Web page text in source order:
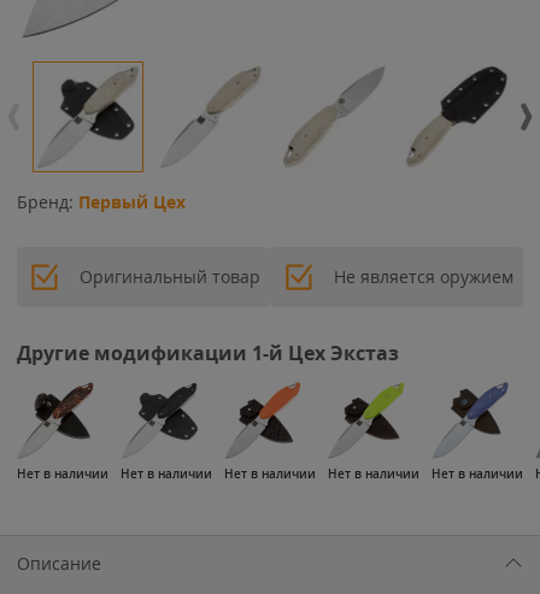
Бренд: Первый Цех
Оригинальный товар Не является оружием
Другие модификации 1-й Цех Экстаз
Нет в наличии Нет в наличии Нет в наличии Нет в наличии Нет в наличии
Описание